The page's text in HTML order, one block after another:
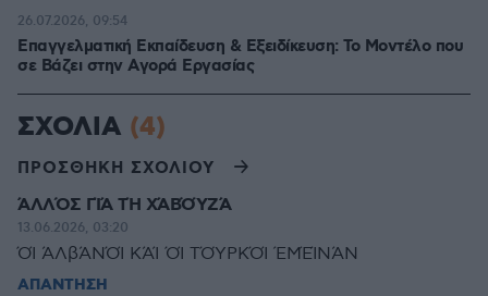
Επαγγελματική Εκπαίδευση & Εξειδίκευση: Το Mοντέλο που
σε Bάζει στην Aγορά Eργασίας
26.07.2026, 09:54
ΣΧΟΛΙΑ (4)
ΠΡΟΣΘΗΚΗ ΣΧΟΛΙΟΥ
ΆΛΛΌΣ ΓΊΆ ΤΉ ΧΆΒΌΎΖΆ
13.06.2026, 03:20
ΌΊ ΆΛβΆΝΌΊ ΚΆΊ ΌΊ ΤΌΎΡΚΌΊ ΈΜΈΊΝΆΝ
ΑΠΑΝΤΗΣΗ